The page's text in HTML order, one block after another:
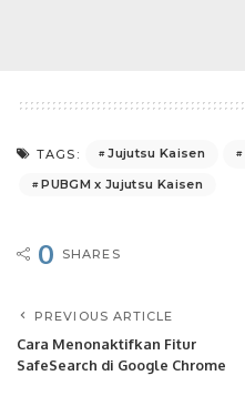
TAGS: Jujutsu Kaisen
PUBGM x Jujutsu Kaisen
0 SHARES
PREVIOUS ARTICLE
Cara Menonaktifkan Fitur
SafeSearch di Google Chrome